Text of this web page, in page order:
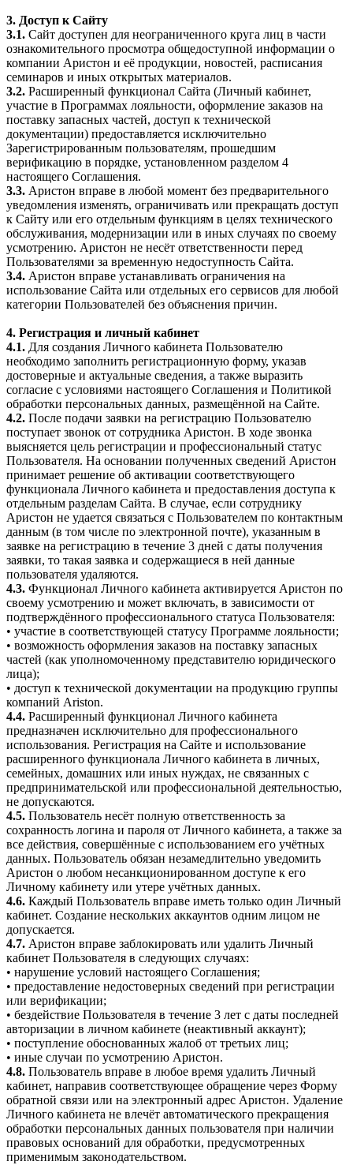
3. Доступ к Сайту
3.1. Сайт доступен для неограниченного круга лиц в части
ознакомительного просмотра общедоступной информации о
компании Аристон и её продукции, новостей, расписания
семинаров и иных открытых материалов.
3.2. Расширенный функционал Сайта (Личный кабинет,
участие в Программах лояльности, оформление заказов на
поставку запасных частей, доступ к технической
документации) предоставляется исключительно
Зарегистрированным пользователям, прошедшим
верификацию в порядке, установленном разделом 4
настоящего Соглашения.
3.3. Аристон вправе в любой момент без предварительного
уведомления изменять, ограничивать или прекращать доступ
к Сайту или его отдельным функциям в целях технического
обслуживания, модернизации или в иных случаях по своему
усмотрению. Аристон не несёт ответственности перед
Пользователями за временную недоступность Сайта.
3.4. Аристон вправе устанавливать ограничения на
использование Сайта или отдельных его сервисов для любой
категории Пользователей без объяснения причин.
4. Регистрация и личный кабинет
4.1. Для создания Личного кабинета Пользователю
необходимо заполнить регистрационную форму, указав
достоверные и актуальные сведения, а также выразить
согласие с условиями настоящего Соглашения и Политикой
обработки персональных данных, размещённой на Сайте.
4.2. После подачи заявки на регистрацию Пользователю
поступает звонок от сотрудника Аристон. В ходе звонка
выясняется цель регистрации и профессиональный статус
Пользователя. На основании полученных сведений Аристон
принимает решение об активации соответствующего
функционала Личного кабинета и предоставления доступа к
отдельным разделам Сайта. В случае, если сотруднику
Аристон не удается связаться с Пользователем по контактным
данным (в том числе по электронной почте), указанным в
заявке на регистрацию в течение 3 дней с даты получения
заявки, то такая заявка и содержащиеся в ней данные
пользователя удаляются.
4.3. Функционал Личного кабинета активируется Аристон по
своему усмотрению и может включать, в зависимости от
подтверждённого профессионального статуса Пользователя:
• участие в соответствующей статусу Программе лояльности;
• возможность оформления заказов на поставку запасных
частей (как уполномоченному представителю юридического
лица);
• доступ к технической документации на продукцию группы
компаний Ariston.
4.4. Расширенный функционал Личного кабинета
предназначен исключительно для профессионального
использования. Регистрация на Сайте и использование
расширенного функционала Личного кабинета в личных,
семейных, домашних или иных нуждах, не связанных с
предпринимательской или профессиональной деятельностью,
не допускаются.
4.5. Пользователь несёт полную ответственность за
сохранность логина и пароля от Личного кабинета, а также за
все действия, совершённые с использованием его учётных
данных. Пользователь обязан незамедлительно уведомить
Аристон о любом несанкционированном доступе к его
Личному кабинету или утере учётных данных.
4.6. Каждый Пользователь вправе иметь только один Личный
кабинет. Создание нескольких аккаунтов одним лицом не
допускается.
4.7. Аристон вправе заблокировать или удалить Личный
кабинет Пользователя в следующих случаях:
• нарушение условий настоящего Соглашения;
• предоставление недостоверных сведений при регистрации
или верификации;
• бездействие Пользователя в течение 3 лет с даты последней
авторизации в личном кабинете (неактивный аккаунт);
• поступление обоснованных жалоб от третьих лиц;
• иные случаи по усмотрению Аристон.
4.8. Пользователь вправе в любое время удалить Личный
кабинет, направив соответствующее обращение через Форму
обратной связи или на электронный адрес Аристон. Удаление
Личного кабинета не влечёт автоматического прекращения
обработки персональных данных пользователя при наличии
правовых оснований для обработки, предусмотренных
применимым законодательством.